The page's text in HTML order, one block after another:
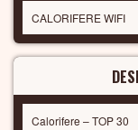
CALORIFERE WIFI
Calorifere – TOP 30